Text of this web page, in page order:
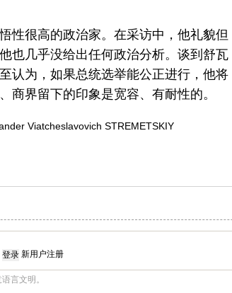
性很高的政治家。在采访中，他礼貌但
也几乎没给出任何政治分析。谈到舒瓦
认为，如果总统选举能公正进行，他将
商界留下的印象是宽容、有耐性的。
Viatcheslavovich STREMETSKIY
新用户注册